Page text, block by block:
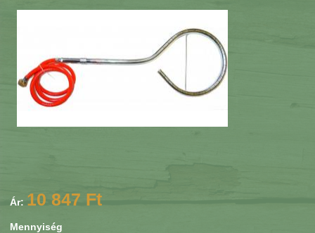
Ár: 10 847 Ft
Mennyiség